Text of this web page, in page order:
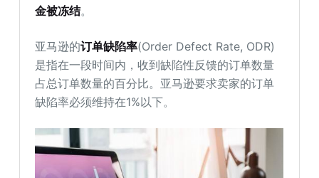
金被冻结。
亚马逊的订单缺陷率(Order Defect Rate, ODR)
是指在一段时间内，收到缺陷性反馈的订单数量
占总订单数量的百分比。亚马逊要求卖家的订单
缺陷率必须维持在1%以下。